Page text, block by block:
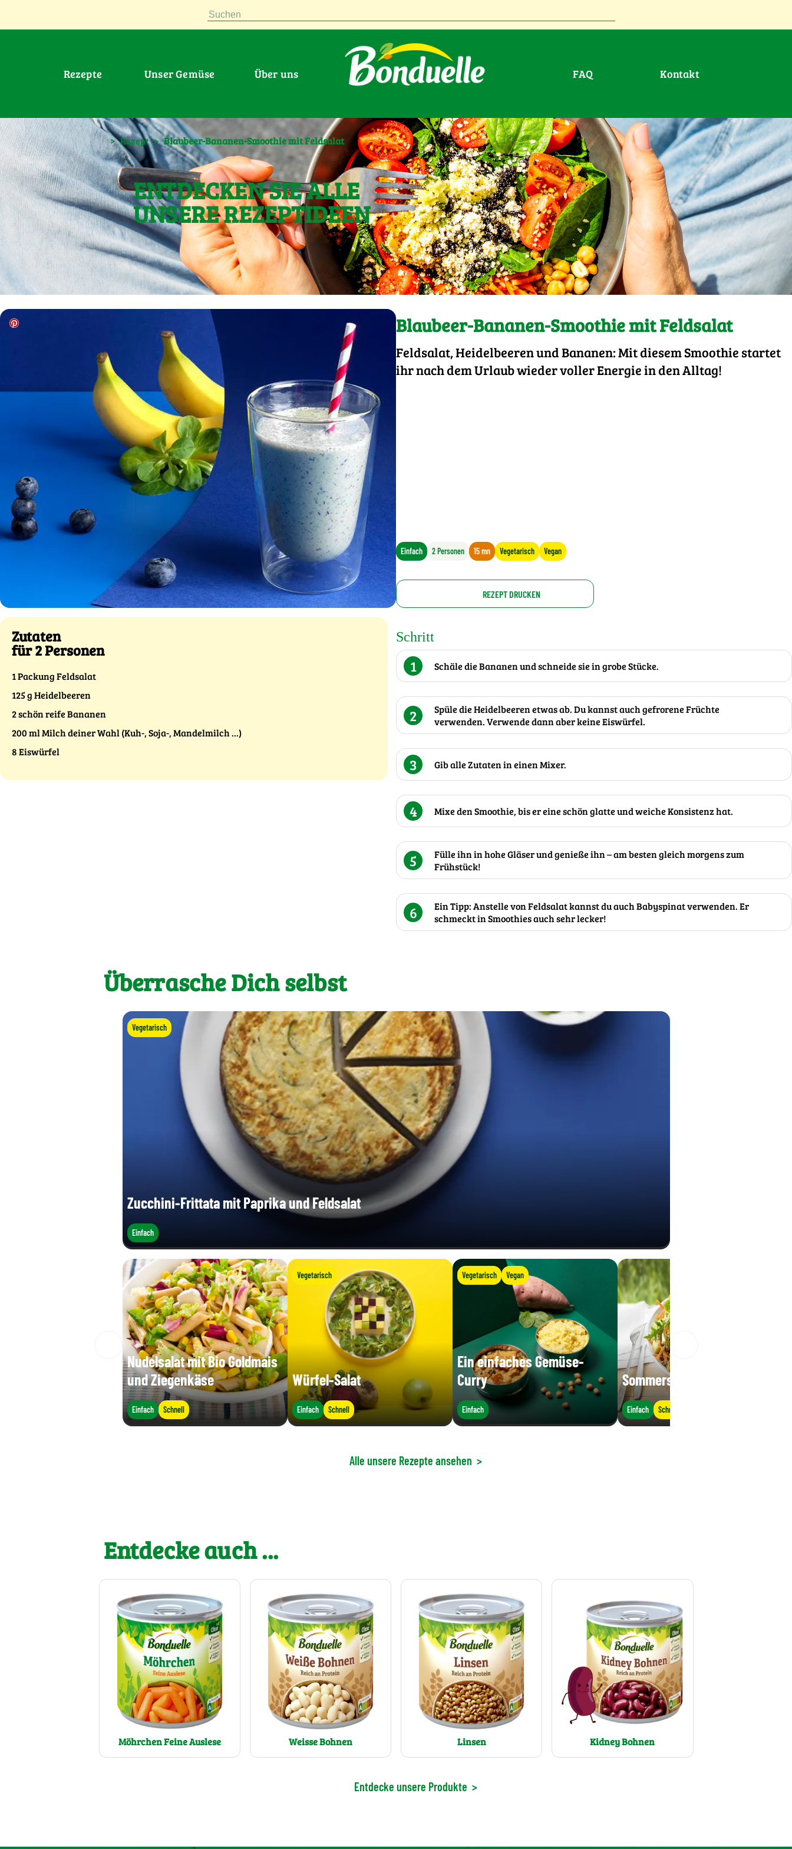
Suchen
Rezepte Unser Gemüse Über uns FAQ Kontakt
> Rezept > Blaubeer-Bananen-Smoothie mit Feldsalat
ENTDECKEN SIE ALLE
UNSERE REZEPTIDEEN
Blaubeer-Bananen-Smoothie mit Feldsalat
Feldsalat, Heidelbeeren und Bananen: Mit diesem Smoothie startet
ihr nach dem Urlaub wieder voller Energie in den Alltag!
Einfach 2 Personen 15 mn Vegetarisch Vegan
REZEPT DRUCKEN
Zutaten
für 2 Personen
1 Packung Feldsalat
125 g Heidelbeeren
2 schön reife Bananen
200 ml Milch deiner Wahl (Kuh-, Soja-, Mandelmilch ...)
8 Eiswürfel
Schritt
1 Schäle die Bananen und schneide sie in grobe Stücke.
2
Spüle die Heidelbeeren etwas ab. Du kannst auch gefrorene Früchte
verwenden. Verwende dann aber keine Eiswürfel.
3 Gib alle Zutaten in einen Mixer.
4 Mixe den Smoothie, bis er eine schön glatte und weiche Konsistenz hat.
5
Fülle ihn in hohe Gläser und genieße ihn – am besten gleich morgens zum
Frühstück!
6
Ein Tipp: Anstelle von Feldsalat kannst du auch Babyspinat verwenden. Er
schmeckt in Smoothies auch sehr lecker!
Überrasche Dich selbst
Vegetarisch
Zucchini-Frittata mit Paprika und Feldsalat
Einfach
Nudelsalat mit Bio Goldmais
und Ziegenkäse
Einfach Schnell
Vegetarisch
Würfel-Salat
Einfach Schnell
Vegetarisch Vegan
Ein einfaches Gemüse-
Curry
Einfach
Sommersalat mit Linsen
Einfach Schnell
Alle unsere Rezepte ansehen >
Entdecke auch ...
Möhrchen Feine Auslese Weisse Bohnen Linsen Kidney Bohnen
Entdecke unsere Produkte >